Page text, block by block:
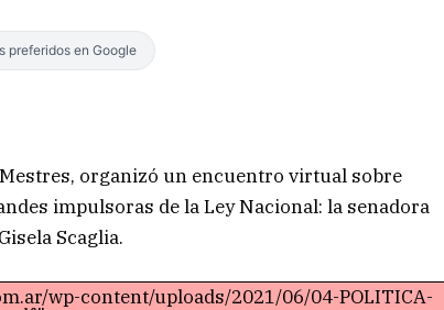
preferidos en Google
organizó un encuentro virtual sobre
impulsoras de la Ley Nacional: la senadora
Scaglia.
wp-content/uploads/2021/06/04-POLITICA-